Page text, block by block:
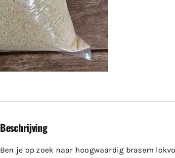
Beschrijving
Ben je op zoek naar hoogwaardig brasem